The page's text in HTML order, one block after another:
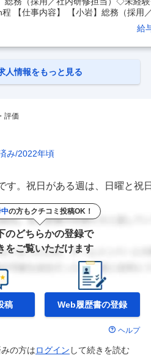
【仕事内容】 【小岩】総務（採用
の検査会社/平均残業15h程 【具体的
年創業衛生検査業界のパイオニア企
差したきめこまやかなサービスを
における採用・研修担当として主に
給
人情報をもっと見る
評価
み 2022年頃
す。祝日がある週は、日曜と祝
の方もクチコミ投稿OK！
のどちらかの登録で
をご覧いただけます
稿 Web履歴書の登録
ヘルプ
の方はログイン して続きを読む